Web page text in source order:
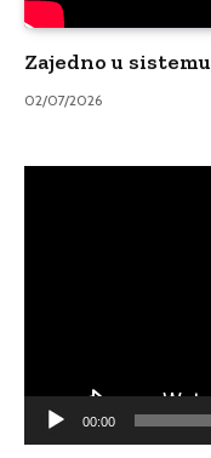
Zajedno u
02/07/2026
00:00